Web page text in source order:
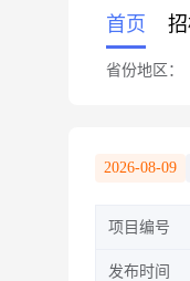
首页
省份地区：
2026-08-09
项目编号
发布时间